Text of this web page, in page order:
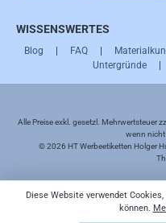
WISSENSWERTES
Blog FAQ
Untergründe
Alle Preise exkl. gesetzl. Mehrwertsteuer
wenn nicht
© 2026 HT Werbeetiketten Holger
Diese Website verwendet
können.